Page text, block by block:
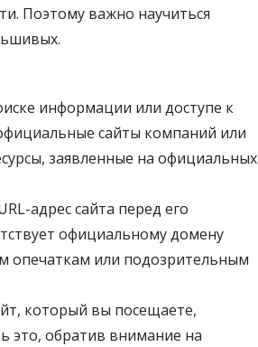
Поэтому важно научиться
информации или доступе к
сайты компаний или
заявленные на официальных
адрес сайта перед его
официальному домену
опечаткам или подозрительным
который вы посещаете,
это, обратив внимание на